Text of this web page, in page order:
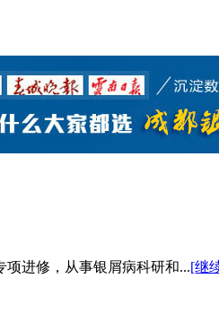
项进修，从事银屑病科研和...[继